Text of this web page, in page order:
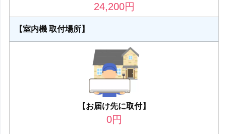
24,200円
【室内機 取付場所】
【お届け先に取付】
0円